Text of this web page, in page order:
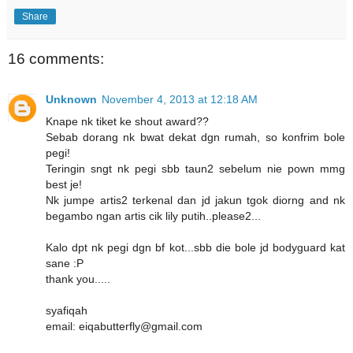
Share
16 comments:
Unknown November 4, 2013 at 12:18 AM
Knape nk tiket ke shout award??
Sebab dorang nk bwat dekat dgn rumah, so konfrim bole
pegi!
Teringin sngt nk pegi sbb taun2 sebelum nie pown mmg
best je!
Nk jumpe artis2 terkenal dan jd jakun tgok diorng and nk
begambo ngan artis cik lily putih..please2...
Kalo dpt nk pegi dgn bf kot...sbb die bole jd bodyguard kat
sane :P
thank you.....
syafiqah
email: eiqabutterfly@gmail.com